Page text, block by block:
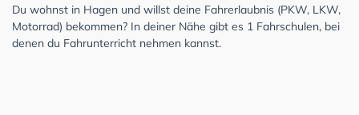
Du wohnst in Hagen und willst deine Fahrerlaubnis (PKW, LKW,
Motorrad) bekommen? In deiner Nähe gibt es 1 Fahrschulen, bei
denen du Fahrunterricht nehmen kannst.